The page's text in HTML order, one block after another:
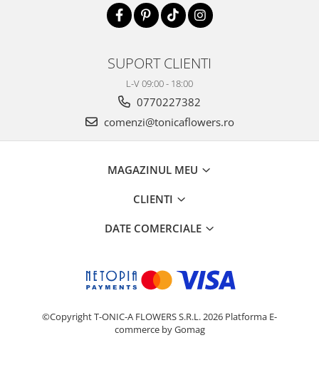
SUPORT CLIENTI
L-V 09:00 - 18:00
0770227382
comenzi@tonicaflowers.ro
MAGAZINUL MEU
CLIENTI
DATE COMERCIALE
©Copyright T-ONIC-A FLOWERS S.R.L. 2026 Platforma E-
commerce by Gomag